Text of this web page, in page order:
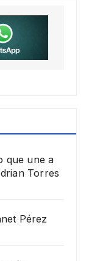
que une a
Torres
Pérez